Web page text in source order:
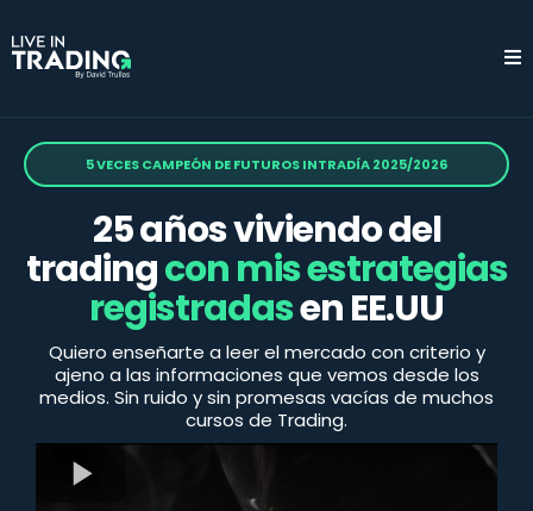
5 VECES CAMPEÓN DE FUTUROS INTRADÍA 2025/2026
25 años viviendo del
tradingcon mis estrategias
registradasen EE.UU
Quiero enseñarte a leer el mercado con criterio y
ajeno a las informaciones que vemos desde los
medios. Sin ruido y sin promesas vacías de muchos
cursos de Trading.